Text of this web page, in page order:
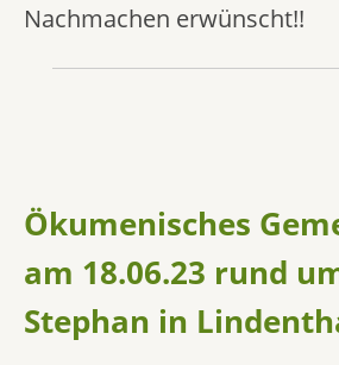
Nachmachen erwünscht!!
Ökumenisches
am 18.06.23 rund
Stephan in